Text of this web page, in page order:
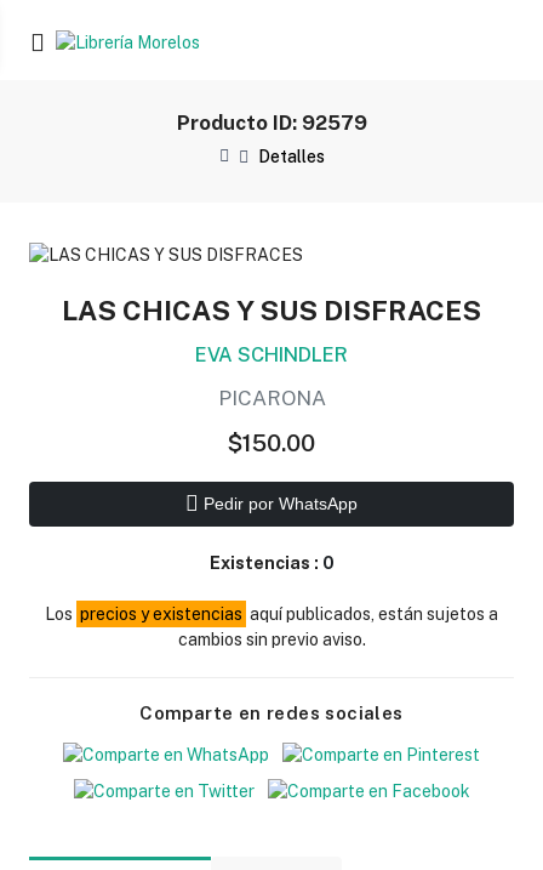
Producto ID: 92579
Detalles
LAS CHICAS Y SUS DISFRACES
EVA SCHINDLER
PICARONA
$150.00
Pedir por WhatsApp
Existencias : 0
Los precios y existencias aquí publicados, están sujetos a
cambios sin previo aviso.
Comparte en redes sociales